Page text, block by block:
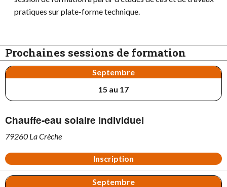
pratiques sur plate-forme technique.
Prochaines sessions de formation
Septembre
15 au 17
Chauffe-eau solaire individuel
79260 La Crèche
Inscription
Septembre